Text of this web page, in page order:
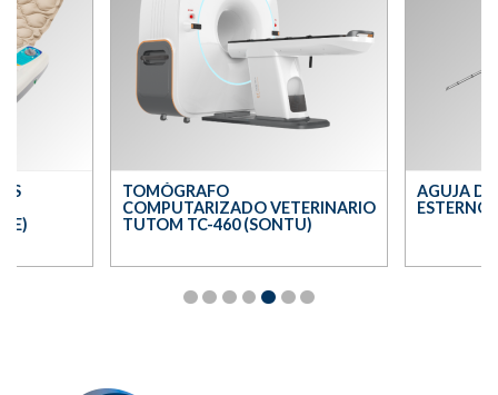
TOMÓGRAFO
COMPUTARIZADO VETERINARIO
TUTOM TC-460 (SONTU)
AGUJA
ESTERNO